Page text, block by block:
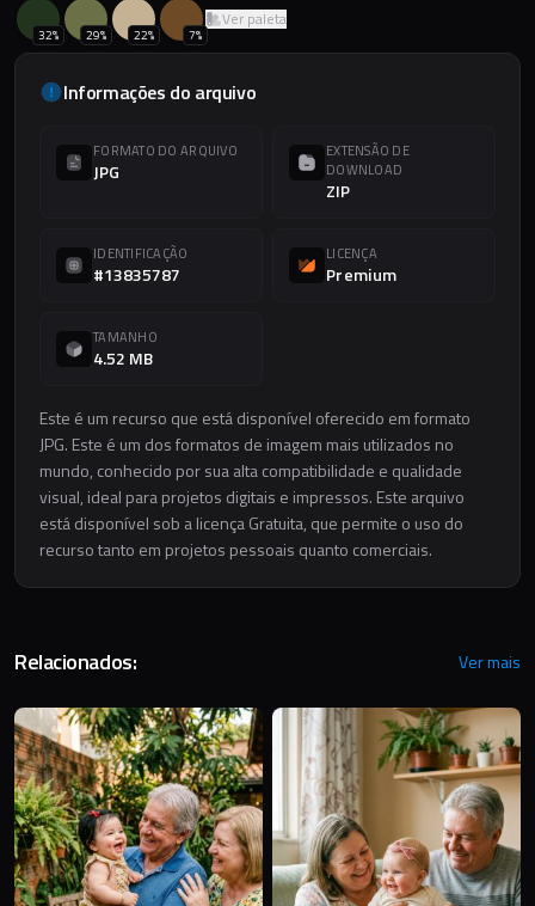
32% 29% 22% 7%
Ver paleta
Informações do arquivo
FORMATO DO ARQUIVO
JPG
EXTENSÃO DE
DOWNLOAD
ZIP
IDENTIFICAÇÃO
#13835787
LICENÇA
Premium
TAMANHO
4.52 MB
Este é um recurso que está disponível oferecido em formato
JPG. Este é um dos formatos de imagem mais utilizados no
mundo, conhecido por sua alta compatibilidade e qualidade
visual, ideal para projetos digitais e impressos. Este arquivo
está disponível sob a licença Gratuita, que permite o uso do
recurso tanto em projetos pessoais quanto comerciais.
Relacionados: Ver mais